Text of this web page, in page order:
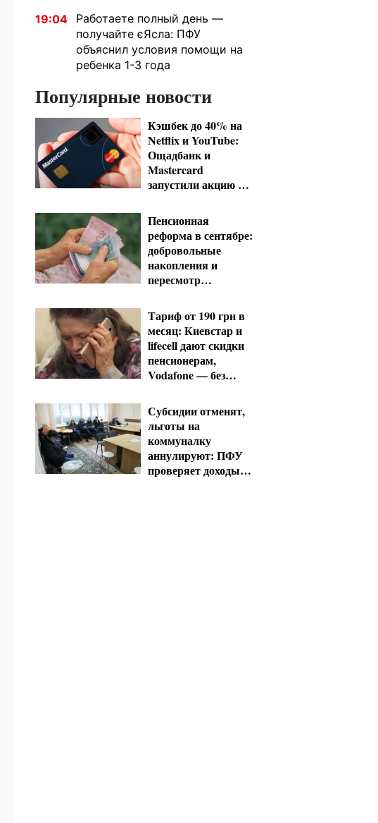
19:04
Работаете полный день —
получайте єЯсла: ПФУ
объяснил условия помощи на
ребенка 1-3 года
Популярные новости
Кэшбек до 40% на
Netflix и YouTube:
Ощадбанк и
Mastercard
запустили акцию до
Пенсионная
реформа в сентябре:
добровольные
накопления и
пересмотр
Тариф от 190 грн в
месяц: Киевстар и
lifecell дают скидки
пенсионерам,
Vodafone — без
Субсидии отменят,
льготы на
коммуналку
аннулируют: ПФУ
проверяет доходы